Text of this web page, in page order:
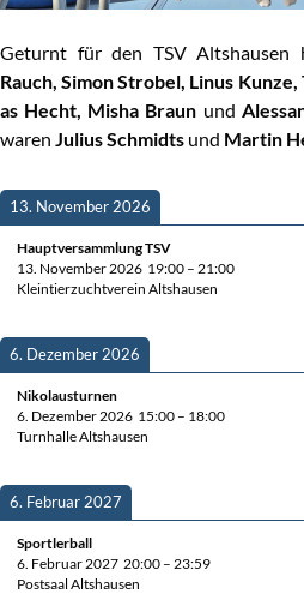
Geturnt für den TSV Alt­shau­sen
Rauch, Simon Stro­bel, Linus
as Hecht, Misha Braun und
waren Juli­us Schmidts und Mar­tin
13. Novem­ber 2026
Haupt­ver­samm­lung TSV
13. Novem­ber 2026 19:00 – 21:00
Klein­tier­zucht­ver­ein Altshausen
6. Dezem­ber 2026
Niko­laus­tur­nen
6. Dezem­ber 2026 15:00 – 18:00
Turn­hal­le Altshausen
6. Febru­ar 2027
Sport­ler­ball
6. Febru­ar 2027 20:00 – 23:59
Post­saal Altshausen